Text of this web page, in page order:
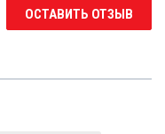
ОСТАВИТЬ ОТЗЫВ